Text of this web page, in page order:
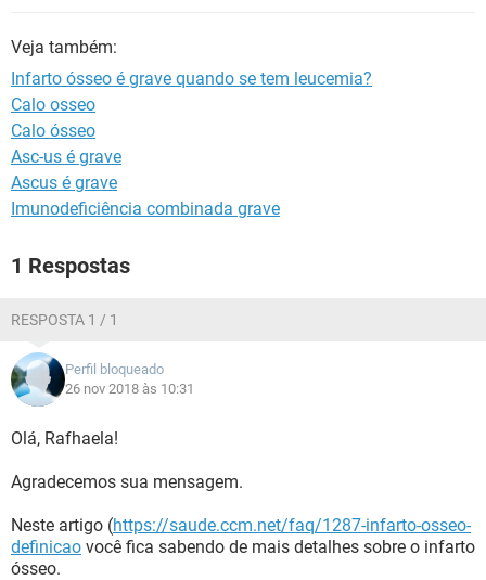
Veja também:
Infarto ósseo é grave quando se tem leucemia?
Calo osseo
Calo ósseo
Asc-us é grave
Ascus é grave
Imunodeficiência combinada grave
1 Respostas
RESPOSTA 1 / 1
Perfil bloqueado
26 nov 2018 às 10:31
Olá, Rafhaela!
Agradecemos sua mensagem.
Neste artigo (https://saude.ccm.net/faq/1287-infarto-osseo-
definicao você fica sabendo de mais detalhes sobre o infarto
ósseo.